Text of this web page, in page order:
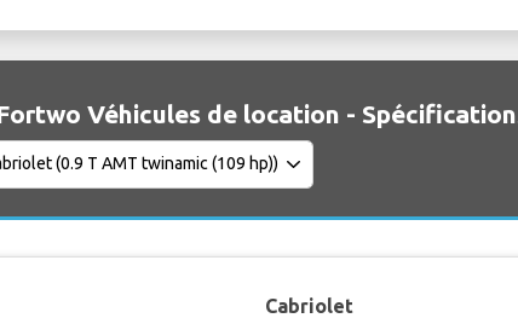
Véhicules de location -
Cabriolet